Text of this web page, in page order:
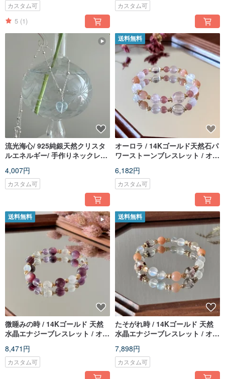
カスタム可
5 (1)
カスタム可
流光海心/ 925純銀天然クリスタ
ルエネルギー/ 手作りネックレス/
4,007円
カスタム可
送料無料
オーロラ / 14Kゴールド天然石パ
ワーストーンブレスレット / オー
6,182円
カスタム可
送料無料
微睡みの時 / 14Kゴールド 天然
水晶エナジーブレスレット / オー
8,471円
カスタム可
送料無料
たそがれ時 / 14Kゴールド 天然
水晶エナジーブレスレット / オー
7,898円
カスタム可